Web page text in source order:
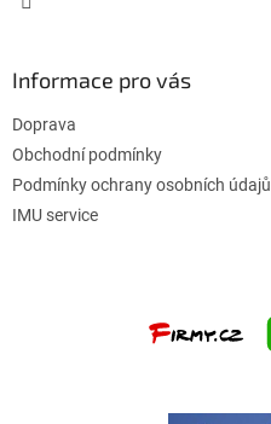
Informace pro vás
Doprava
Obchodní podmínky
Podmínky ochrany osobních údajů
IMU service